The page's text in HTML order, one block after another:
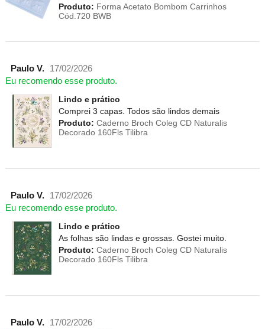
Produto: Forma Acetato Bombom Carrinhos
Cód.720 BWB
Paulo V.
17/02/2026
Eu recomendo esse produto.
Lindo e prático
Comprei 3 capas. Todos são lindos demais
Produto: Caderno Broch Coleg CD Naturalis
Decorado 160Fls Tilibra
Paulo V.
17/02/2026
Eu recomendo esse produto.
Lindo e prático
As folhas são lindas e grossas. Gostei muito.
Produto: Caderno Broch Coleg CD Naturalis
Decorado 160Fls Tilibra
Paulo V.
17/02/2026